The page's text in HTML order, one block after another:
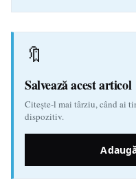
🔖
Salvează acest articol
Citește-l mai târziu, când ai
dispozitiv.